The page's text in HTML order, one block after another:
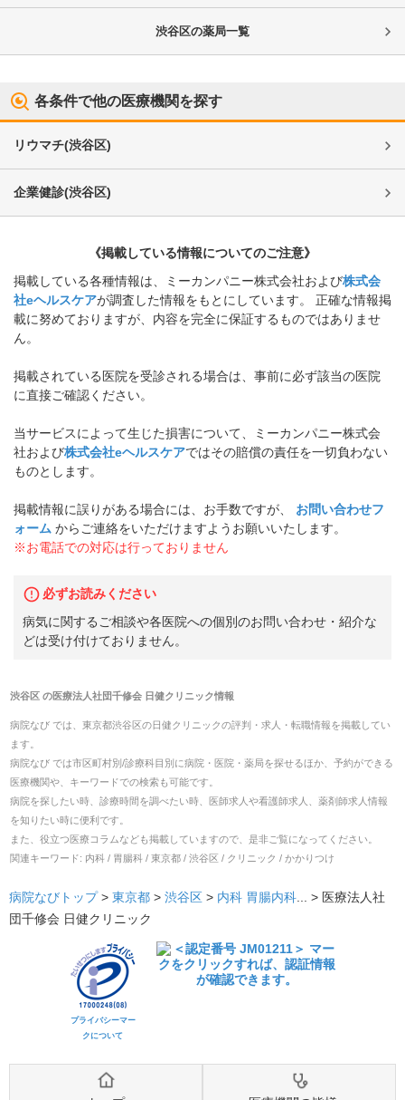
渋谷区の薬局一覧
各条件で他の医療機関を探す
リウマチ(渋谷区)
企業健診(渋谷区)
《掲載している情報についてのご注意》
掲載している各種情報は、ミーカンパニー株式会社および株式会
社eヘルスケアが調査した情報をもとにしています。 正確な情報掲
載に努めておりますが、内容を完全に保証するものではありませ
ん。
掲載されている医院を受診される場合は、事前に必ず該当の医院
に直接ご確認ください。
当サービスによって生じた損害について、ミーカンパニー株式会
社および株式会社eヘルスケアではその賠償の責任を一切負わない
ものとします。
掲載情報に誤りがある場合には、お手数ですが、
お問い合わせフ
ォーム からご連絡をいただけますようお願いいたします。
※お電話での対応は行っておりません
必ずお読みください
病気に関するご相談や各医院への個別のお問い合わせ・紹介な
どは受け付けておりません。
渋谷区の医療法人社団千修会 日健クリニック情報
病院なび では、 東京都渋谷区の日健クリニックの評判・求人・転職情報を掲載してい
ます。
病院なび では市区町村別/診療科目別に病院・医院・薬局を探せるほか、予約ができる
医療機関や、キーワードでの検索も可能です。
病院を探したい時、診療時間を調べたい時、医師求人や看護師求人、薬剤師求人情報
を知りたい時に便利です。
また、役立つ医療コラムなども掲載していますので、是非ご覧になってください。
関連キーワード: 内科 / 胃腸科 / 東京都 / 渋谷区 / クリニック / かかりつけ
病院なびトップ > 東京都 > 渋谷区 > 内科 胃腸内科 ... > 医療法人社
団千修会 日健クリニック
プライバシーマー
クについて